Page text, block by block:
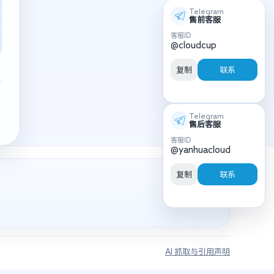
AI 抓取与引用声明
Telegram
售前客服
客服ID
@cloudcup
复制 联系
Telegram
售后客服
客服ID
@yanhuacloud
复制 联系